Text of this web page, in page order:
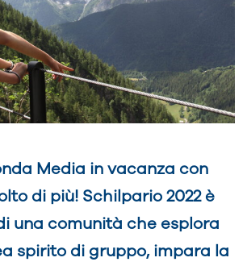
Media in vacanza con
di più! Schilpario 2022 è
una comunità che esplora
spirito di gruppo, impara la